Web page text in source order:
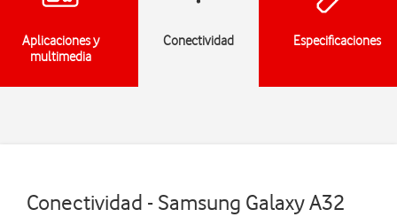
Aplicaciones y
multimedia
Conectividad Especificaciones
Conectividad - Samsung Galaxy A32